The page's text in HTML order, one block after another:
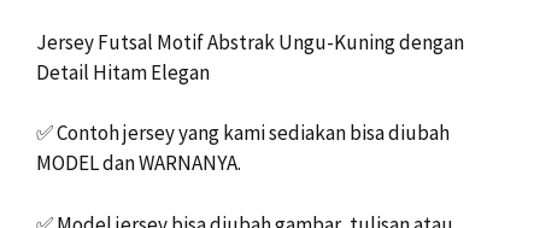
Jersey Futsal Motif Abstrak Ungu-Kuning dengan
Detail Hitam Elegan
✅Contoh jersey yang kami sediakan bisa diubah
MODEL dan WARNANYA.